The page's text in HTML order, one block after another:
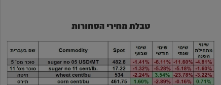
טבלת מחירי הסחורות